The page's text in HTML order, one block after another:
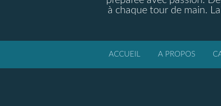
à chaque tour de main.
ACCUEIL A PROPOS